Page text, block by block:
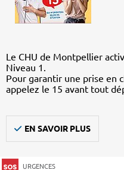
Le CHU de Montpellier
Niveau 1.
Pour garantir une prise en
appelez le 15 avant tout
EN SAVOIR PLUS
URGENCES